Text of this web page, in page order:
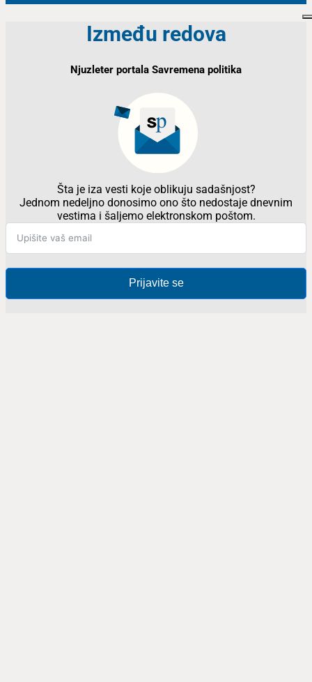
Između redova
Njuzleter portala Savremena politika
Šta je iza vesti koje oblikuju sadašnjost?
Jednom nedeljno donosimo ono što nedostaje dnevnim
vestima i šaljemo elektronskom poštom.
Prijavite se